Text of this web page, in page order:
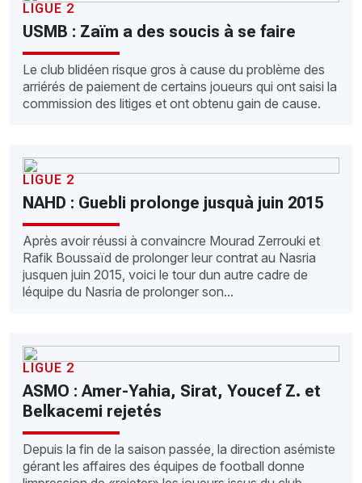
LIGUE 2
USMB : Zaïm a des soucis à se faire
Le club blidéen risque gros à cause du problème des
arriérés de paiement de certains joueurs qui ont saisi la
commission des litiges et ont obtenu gain de cause.
LIGUE 2
NAHD : Guebli prolonge jusquà juin 2015
Après avoir réussi à convaincre Mourad Zerrouki et
Rafik Boussaïd de prolonger leur contrat au Nasria
jusquen juin 2015, voici le tour dun autre cadre de
léquipe du Nasria de prolonger son...
LIGUE 2
ASMO : Amer-Yahia, Sirat, Youcef Z. et
Belkacemi rejetés
Depuis la fin de la saison passée, la direction asémiste
gérant les affaires des équipes de football donne